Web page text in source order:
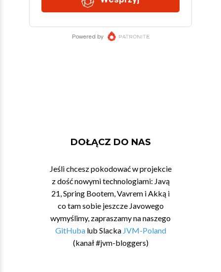
DOŁĄCZ DO NAS
Jeśli chcesz pokodować w projekcie
z dość nowymi technologiami: Javą
21, Spring Bootem, Vavrem i Akką i
co tam sobie jeszcze Javowego
wymyślimy, zapraszamy na naszego
GitHubalub Slacka JVM-Poland
(kanał #jvm-bloggers)